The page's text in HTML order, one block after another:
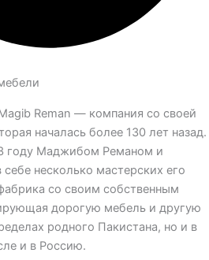
Reman — компания со своей
началась более 130 лет назад.
году Маджибом Реманом и
несколько мастерских его
со своим собственным
дорогую мебель и другую
родного Пакистана, но и в
и в Россию.